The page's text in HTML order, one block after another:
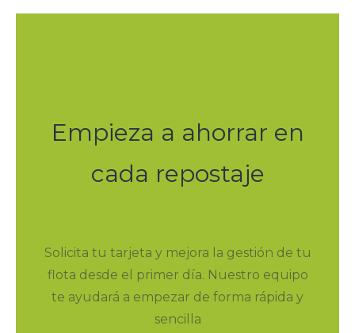
Empieza a ahorrar en
cada repostaje
Solicita tu tarjeta y mejora la gestión de tu
flota desde el primer día. Nuestro equipo
te ayudará a empezar de forma rápida y
sencilla